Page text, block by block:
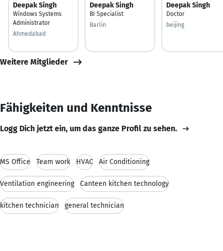
Deepak Singh
Windows Systems
Administrator
Ahmedabad
Deepak Singh
BI Specialist
Barlin
Deepak Singh
Doctor
beijing
Weitere Mitglieder
Fähigkeiten und Kenntnisse
Logg Dich jetzt ein, um das ganze Profil zu sehen.
MS Office Team work HVAC Air Conditioning
Ventilation engineering Canteen kitchen technology
kitchen technician general technician